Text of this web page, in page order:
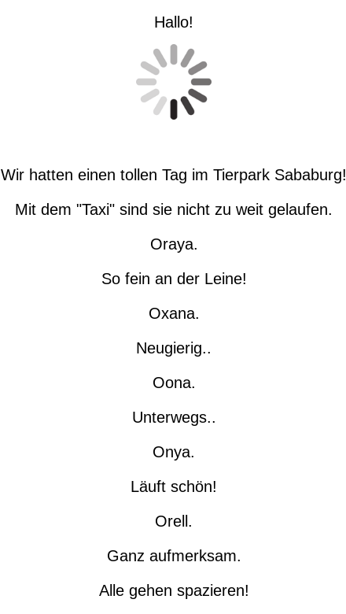
Hallo!
Wir hatten einen tollen Tag im Tierpark Sababurg!
Mit dem "Taxi" sind sie nicht zu weit gelaufen.
Oraya.
So fein an der Leine!
Oxana.
Neugierig..
Oona.
Unterwegs..
Onya.
Läuft schön!
Orell.
Ganz aufmerksam.
Alle gehen spazieren!